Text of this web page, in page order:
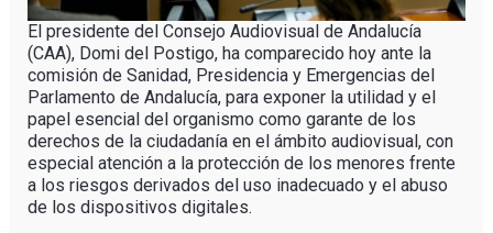
El presidente del Consejo Audiovisual de Andalucía
(CAA), Domi del Postigo, ha comparecido hoy ante la
comisión de Sanidad, Presidencia y Emergencias del
Parlamento de Andalucía, para exponer la utilidad y el
papel esencial del organismo como garante de los
derechos de la ciudadanía en el ámbito audiovisual, con
especial atención a la protección de los menores frente
a los riesgos derivados del uso inadecuado y el abuso
de los dispositivos digitales.